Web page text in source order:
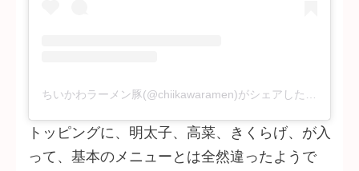
ちいかわラーメン豚(@chiikawaramen)がシェアした投稿
トッピングに、明太子、高菜、きくらげ、が入
って、基本のメニューとは全然違ったようで